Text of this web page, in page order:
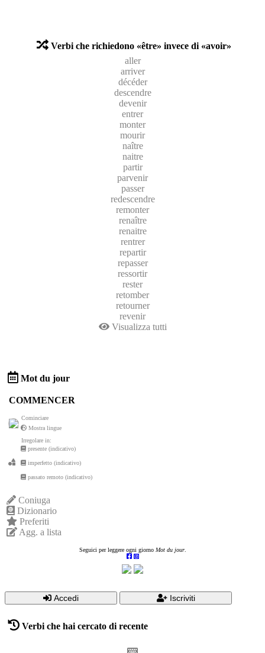
Verbi che richiedono «être» invece di «avoir»
aller
arriver
décéder
descendre
devenir
entrer
monter
mourir
naître
naitre
partir
parvenir
passer
redescendre
remonter
renaître
renaitre
rentrer
repartir
repasser
ressortir
rester
retomber
retourner
revenir
Visualizza tutti
Mot du jour
COMMENCER
Cominciare
Mostra lingue
Irregolare in:
presente (indicativo)
imperfetto (indicativo)
passato remoto (indicativo)
Coniuga
Dizionario
Preferiti
Agg. a lista
Seguici per leggere ogni giorno Mot du jour.
Accedi Iscriviti
Verbi che hai cercato di recente